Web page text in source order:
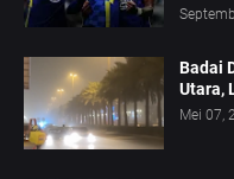
Badai
Utara,
Mei 07,